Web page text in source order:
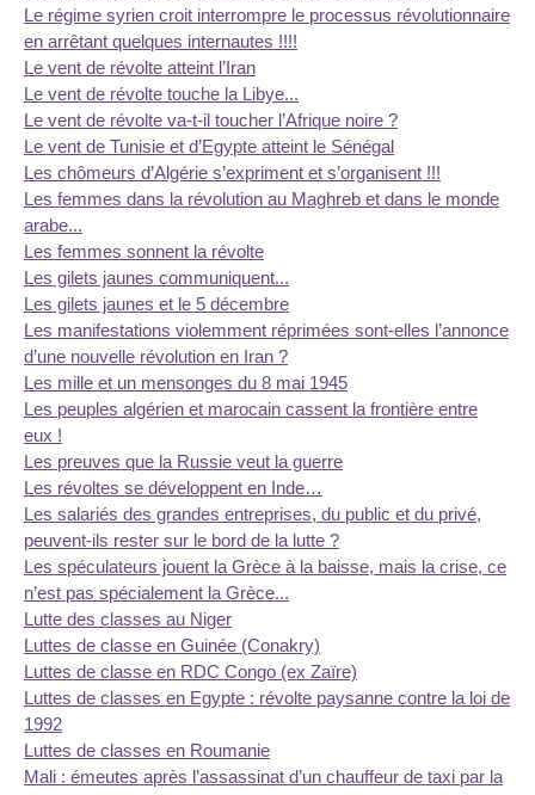
Le régime syrien croit interrompre le processus révolutionnaire
en arrêtant quelques internautes !!!!
Le vent de révolte atteint l’Iran
Le vent de révolte touche la Libye...
Le vent de révolte va-t-il toucher l’Afrique noire ?
Le vent de Tunisie et d’Egypte atteint le Sénégal
Les chômeurs d’Algérie s’expriment et s’organisent !!!
Les femmes dans la révolution au Maghreb et dans le monde
arabe...
Les femmes sonnent la révolte
Les gilets jaunes communiquent...
Les gilets jaunes et le 5 décembre
Les manifestations violemment réprimées sont-elles l’annonce
d’une nouvelle révolution en Iran ?
Les mille et un mensonges du 8 mai 1945
Les peuples algérien et marocain cassent la frontière entre
eux !
Les preuves que la Russie veut la guerre
Les révoltes se développent en Inde…
Les salariés des grandes entreprises, du public et du privé,
peuvent-ils rester sur le bord de la lutte ?
Les spéculateurs jouent la Grèce à la baisse, mais la crise, ce
n’est pas spécialement la Grèce...
Lutte des classes au Niger
Luttes de classe en Guinée (Conakry)
Luttes de classe en RDC Congo (ex Zaïre)
Luttes de classes en Egypte : révolte paysanne contre la loi de
1992
Luttes de classes en Roumanie
Mali : émeutes après l’assassinat d’un chauffeur de taxi par la